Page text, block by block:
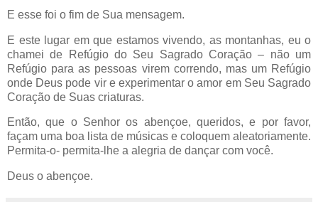
E esse foi o fim de Sua mensagem.
E este lugar em que estamos vivendo, as montanhas, eu o
chamei de Refúgio do Seu Sagrado Coração – não um
Refúgio para as pessoas virem correndo, mas um Refúgio
onde Deus pode vir e experimentar o amor em Seu Sagrado
Coração de Suas criaturas.
Então, que o Senhor os abençoe, queridos, e por favor,
façam uma boa lista de músicas e coloquem aleatoriamente.
Permita-o- permita-lhe a alegria de dançar com você.
Deus o abençoe.